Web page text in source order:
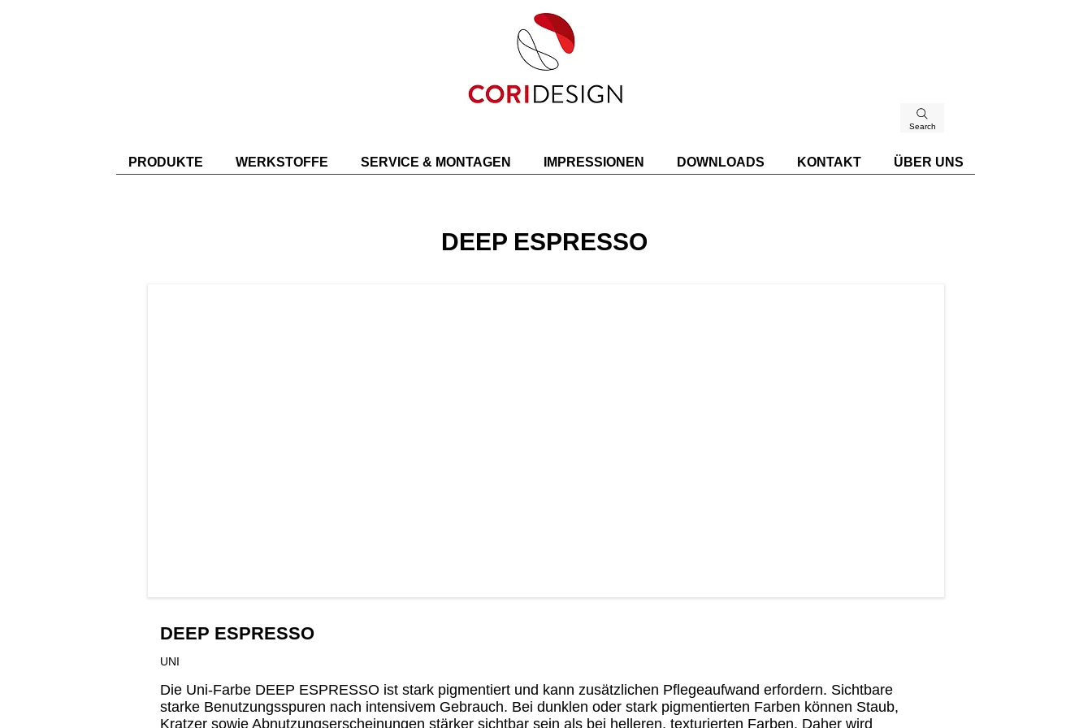
Search
PRODUKTE WERKSTOFFE SERVICE & MONTAGEN IMPRESSIONEN DOWNLOADS KONTAKT ÜBER UNS
DEEP ESPRESSO
DEEP ESPRESSO
UNI
Die Uni-Farbe DEEP ESPRESSO ist stark pigmentiert und kann zusätzlichen Pflegeaufwand erfordern. Sichtbare
starke Benutzungsspuren nach intensivem Gebrauch. Bei dunklen oder stark pigmentierten Farben können Staub,
Kratzer sowie Abnutzungserscheinungen stärker sichtbar sein als bei helleren, texturierten Farben. Daher wird